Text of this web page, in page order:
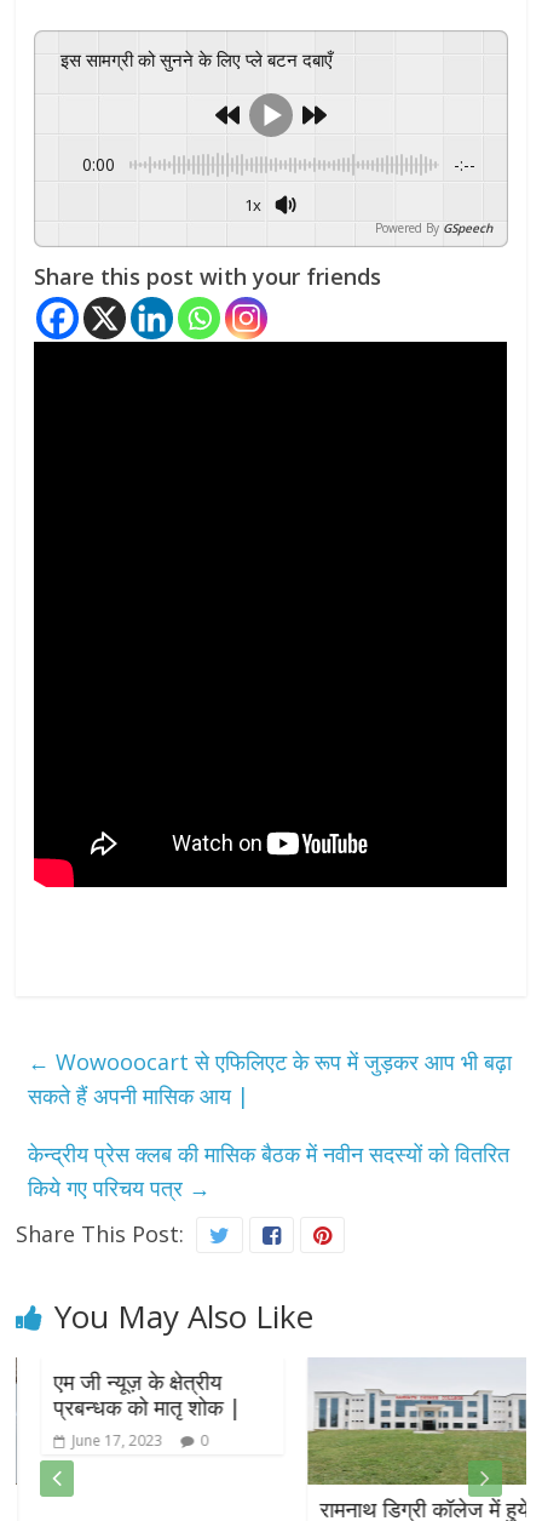
इस सामग्री को सुनने के लिए प्ले बटन दबाएँ
0:00 -:--
1x
Powered By GSpeech
Share this post with your friends
← Wowooocart से एफिलिएट के रूप में जुड़कर आप भी बढ़ा
सकते हैं अपनी मासिक आय |
केन्द्रीय प्रेस क्लब की मासिक बैठक में नवीन सदस्यों को वितरित
किये गए परिचय पत्र →
Share This Post:
You May Also Like
एम जी न्यूज़ के क्षेत्रीय
प्रबन्धक को मातृ शोक |
June 17, 2023 0
रामनाथ डिग्री कॉलेज में हुये